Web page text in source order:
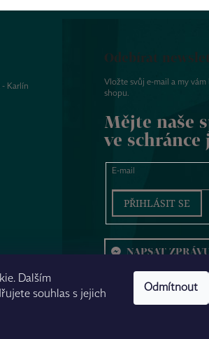
Dalším
souhlas s jejich
Odmítnout
- Karlín
Odebírat
Vložte svůj e-mail a my
shopu.
Mějte naše
ve
E-mail
PŘIHLÁSIT SE
NAPSAT